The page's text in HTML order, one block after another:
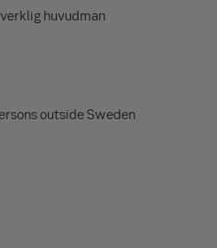
huvudman
outside Sweden